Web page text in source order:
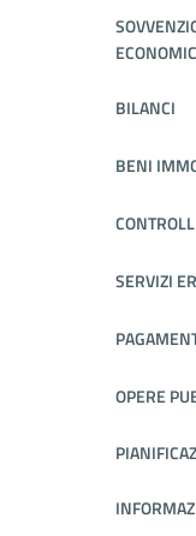
BILANCI
BENI
SERVIZI
OPERE